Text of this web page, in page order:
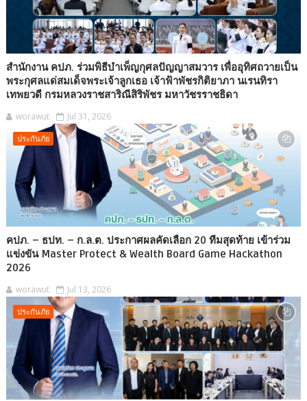
สำนักงาน คปภ. ร่วมพิธีบำเพ็ญกุศลปัญญาสมวาร เพื่ออุทิศถวายเป็น
พระกุศลแด่สมเด็จพระเจ้าลูกเธอ เจ้าฟ้าพัชรกิติยาภา นเรนทิรา
เทพยวดี กรมหลวงราชสาริณีสิริพัชร มหาวัชรราชธิดา
worawut Jul 31, 2026
ประกันภัย
คปภ. – ธปท. – ก.ล.ต. ประกาศผลคัดเลือก 20 ทีมสุดท้าย เข้าร่วม
แข่งขัน Master Protect & Wealth Board Game Hackathon
2026
worawut Jul 13, 2026
ประกันภัย